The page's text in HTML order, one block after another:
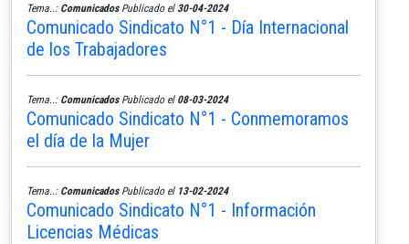
Tema..: ComunicadosPublicado el 30-04-2024
Comunicado Sindicato N°1 - Día Internacional
de los Trabajadores
Tema..: ComunicadosPublicado el 08-03-2024
Comunicado Sindicato N°1 - Conmemoramos
el día de la Mujer
Tema..: ComunicadosPublicado el 13-02-2024
Comunicado Sindicato N°1 - Información
Licencias Médicas